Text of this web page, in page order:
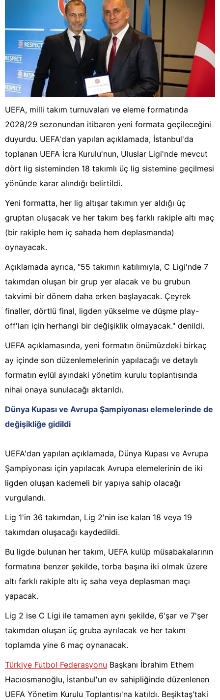
UEFA, milli takım turnuvaları ve eleme formatında
2028/29 sezonundan itibaren yeni formata geçileceğini
duyurdu. UEFA'dan yapılan açıklamada, İstanbul'da
toplanan UEFA İcra Kurulu'nun, Uluslar Ligi'nde mevcut
dört lig sisteminden 18 takımlı üç lig sistemine geçilmesi
yönünde karar alındığı belirtildi.
Yeni formatta, her lig altışar takımın yer aldığı üç
gruptan oluşacak ve her takım beş farklı rakiple altı maç
(bir rakiple hem iç sahada hem deplasmanda)
oynayacak.
Açıklamada ayrıca, "55 takımın katılımıyla, C Ligi'nde 7
takımdan oluşan bir grup yer alacak ve bu grubun
takvimi bir dönem daha erken başlayacak. Çeyrek
finaller, dörtlü final, ligden yükselme ve düşme play-
off'ları için herhangi bir değişiklik olmayacak." denildi.
UEFA açıklamasında, yeni formatın önümüzdeki birkaç
ay içinde son düzenlemelerinin yapılacağı ve detaylı
formatın eylül ayındaki yönetim kurulu toplantısında
nihai onaya sunulacağı aktarıldı.
Dünya Kupası ve Avrupa Şampiyonası elemelerinde de
değişikliğe gidildi
UEFA'dan yapılan açıklamada, Dünya Kupası ve Avrupa
Şampiyonası için yapılacak Avrupa elemelerinin de iki
ligden oluşan kademeli bir yapıya sahip olacağı
vurgulandı.
Lig 1'in 36 takımdan, Lig 2'nin ise kalan 18 veya 19
takımdan oluşacağı kaydedildi.
Bu ligde bulunan her takım, UEFA kulüp müsabakalarının
formatına benzer şekilde, torba başına iki olmak üzere
altı farklı rakiple altı iç saha veya deplasman maçı
yapacak.
Lig 2 ise C Ligi ile tamamen aynı şekilde, 6'şar ve 7'şer
takımdan oluşan üç gruba ayrılacak ve her takım
toplamda yine 6 maç oynanacak.
Türkiye Futbol Federasyonu Başkanı İbrahim Ethem
Hacıosmanoğlu, İstanbul'un ev sahipliğinde düzenlenen
UEFA Yönetim Kurulu Toplantısı'na katıldı. Beşiktaş'taki